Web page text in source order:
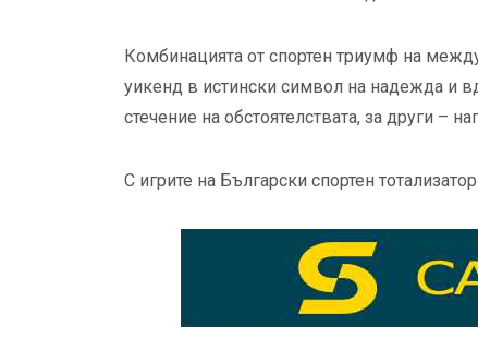
Комбинацията от спортен триумф на
уикенд в истински символ на надежда и
стечение на обстоятелствата, за други –
С игрите на Български спортен